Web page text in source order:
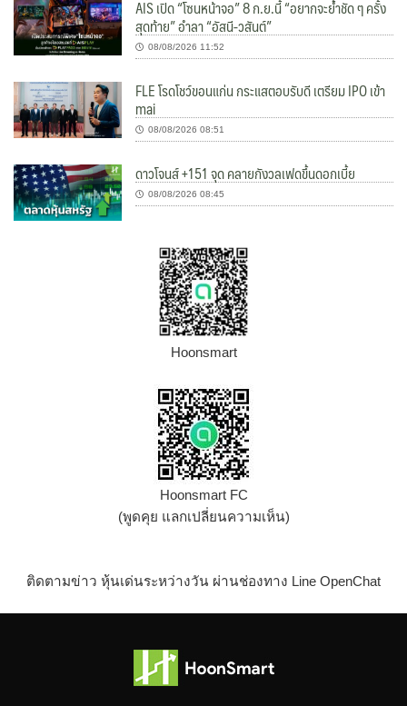
AIS เปิด “โซนหน้าจอ” 8 ก.ย.นี้ “อยากจะย้ำชัด ๆ ครั้ง
สุดท้าย” อำลา “อัสนี-วสันต์”
08/08/2026 11:52
FLE โรดโชว์ขอนแก่น กระแสตอบรับดี เตรียม IPO เข้า
mai
08/08/2026 08:51
ดาวโจนส์ +151 จุด คลายกังวลเฟดขึ้นดอกเบี้ย
08/08/2026 08:45
Hoonsmart
Hoonsmart FC
(พูดคุย แลกเปลี่ยนความเห็น)
ติดตามข่าว หุ้นเด่นระหว่างวัน ผ่านช่องทาง Line OpenChat